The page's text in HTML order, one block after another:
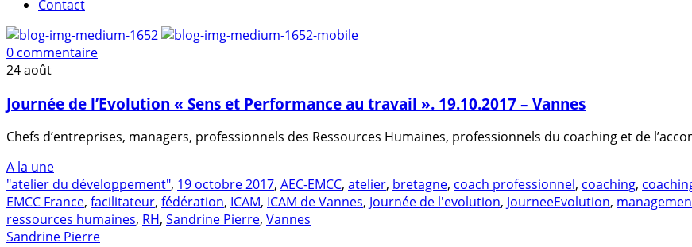
Contact
0 commentaire
24août
Journée de l’Evolution « Sens et Performance au travail ». 19.10.2017 – Vannes
Chefs d’entreprises, managers, professionnels des Ressources Humaines, professionnels du coaching et de
A la une
"atelier du développement", 19 octobre 2017, AEC-EMCC, atelier, bretagne, coach professionnel, coaching,
EMCC France, facilitateur, fédération, ICAM, ICAM de Vannes, Journée de l'evolution, JourneeEvolution,
ressources humaines, RH, Sandrine Pierre, Vannes
Sandrine Pierre